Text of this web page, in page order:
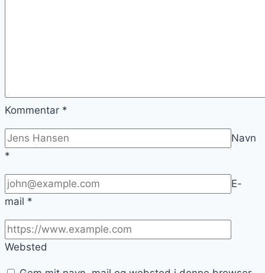
Kommentar *
Navn
*
E-
mail *
Websted